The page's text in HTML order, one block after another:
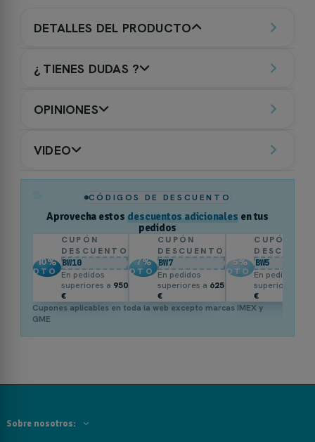
DETALLES DEL PRODUCTO
¿ TIENES DUDAS ?
OPINIONES
VIDEO
CÓDIGOS DE DESCUENTO
Aprovecha estos descuentos adicionales en tus
pedidos
10%
DTO.
CUPÓN
DESCUENTO
BW10
En pedidos
superiores a 950
€
7%
DTO.
CUPÓN
DESCUENTO
BW7
En pedidos
superiores a 625
€
5%
DTO.
CUPÓN
BW5
En pedidos
superiores a
€
Cupones aplicables en toda la web excepto marcas IMEX y
GME
Sobre nosotros: